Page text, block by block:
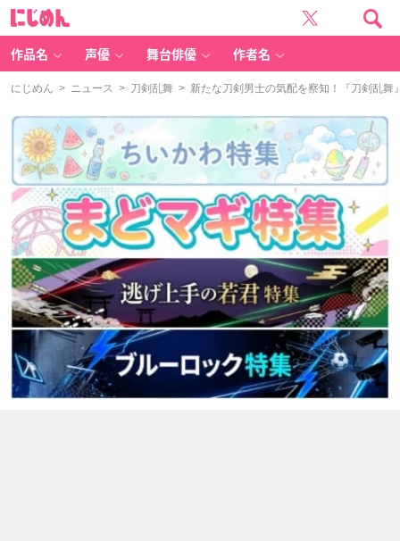
作品名 声優 舞台俳優 作者名
にじめん > ニュース > 刀剣乱舞 > 新たな刀剣男士の気配を察知！『刀剣乱舞